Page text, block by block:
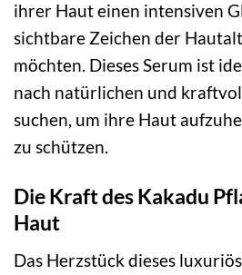
ihrer Haut einen intensiven
sichtbare Zeichen der
möchten. Dieses Serum ist
nach natürlichen und
suchen, um ihre Haut
zu schützen.
Die Kraft des Kakadu
Haut
Das Herzstück dieses